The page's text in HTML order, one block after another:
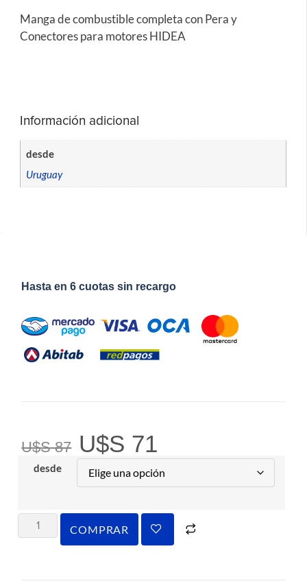
Manga de combustible completa con Pera y
Conectores para motores HIDEA
Información adicional
desde
Uruguay
Hasta en 6 cuotas sin recargo
U$S87 U$S 71
desde
COMPRAR